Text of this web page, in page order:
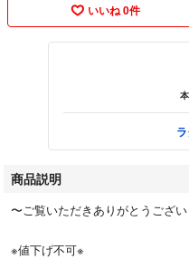
いいね 0件
商品説明
〜ご覧いただきありがとうござ
※値下げ不可※